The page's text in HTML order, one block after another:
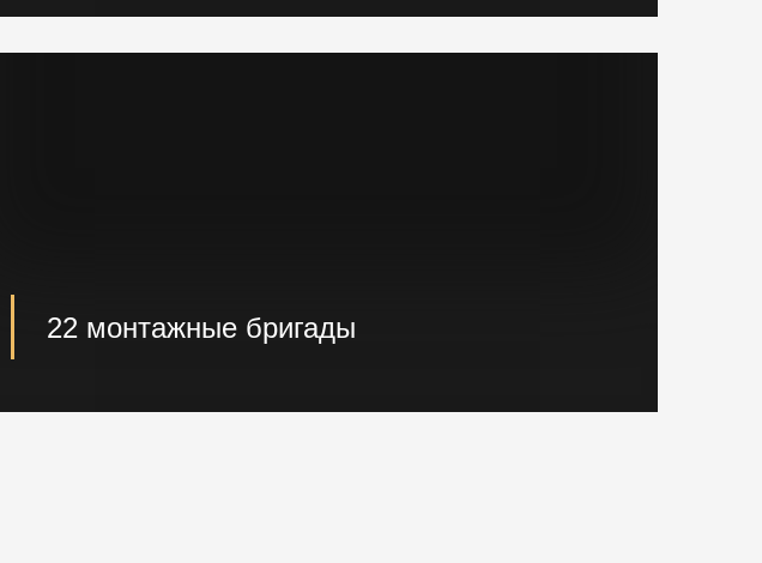
сваебойные, буровые установки, краны и другая техника.
22 монтажные бригады
проектные решения "Нулевого цикла" в кратчайшие сроки.